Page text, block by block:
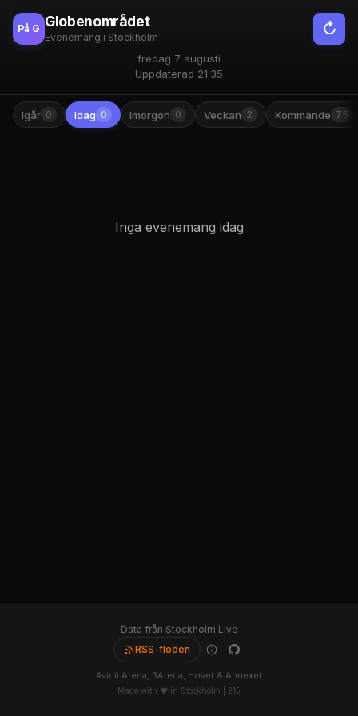
På G Globenområdet
Evenemang i Stockholm ↻
fredag 7 augusti
Uppdaterad 21:35
Igår 0 Idag 0 Imorgon 0 Veckan 2 Kommande 75
Inga evenemang idag
Data från Stockholm Live
RSS-flöden
Avicii Arena, 3Arena, Hovet & Annexet
Made with ❤️ in Stockholm | 215